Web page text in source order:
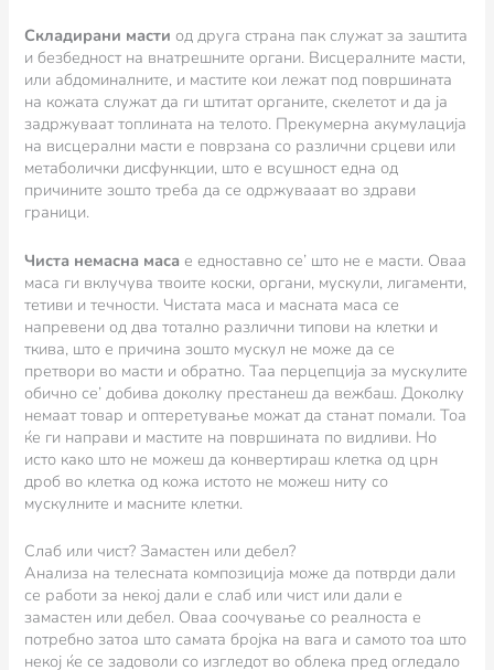
Складирани мастиод друга страна пак служат за заштита
и безбедност на внатрешните органи. Висцералните масти,
или абдоминалните, и мастите кои лежат под површината
на кожата служат да ги штитат органите, скелетот и да ја
задржуваат топлината на телото. Прекумерна акумулација
на висцерални масти е поврзана со различни срцеви или
метаболички дисфункции, што е всушност една од
причините зошто треба да се одржувааат во здрави
граници.
Чиста немасна масае едноставно се’ што не е масти. Оваа
маса ги вклучува твоите коски, органи, мускули, лигаменти,
тетиви и течности. Чистата маса и масната маса се
напревени од два тотално различни типови на клетки и
ткива, што е причина зошто мускул не може да се
претвори во масти и обратно. Таа перцепција за мускулите
обично се’ добива доколку престанеш да вежбаш. Доколку
немаат товар и оптеретување можат да станат помали. Тоа
ќе ги направи и мастите на површината по видливи. Но
исто како што не можеш да конвертираш клетка од црн
дроб во клетка од кожа истото не можеш ниту со
мускулните и масните клетки.
Слаб или чист? Замастен или дебел?
Анализа на телесната композиција може да потврди дали
се работи за некој дали е слаб или чист или дали е
замастен или дебел. Оваа соочување со реалноста е
потребно затоа што самата бројка на вага и самото тоа што
некој ќе се задоволи со изгледот во облека пред огледало